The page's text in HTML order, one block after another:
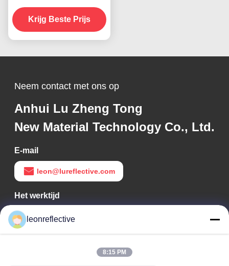
Raster Reflective Vinyl
voor wegteken
Krijg Beste Prijs
Neem contact met ons op
Anhui Lu Zheng Tong
New Material Technology Co., Ltd.
E-mail
leon@lureflective.com
Het werktijd
9:00-18:00
Ons adres
leonreflective
8:15 PM